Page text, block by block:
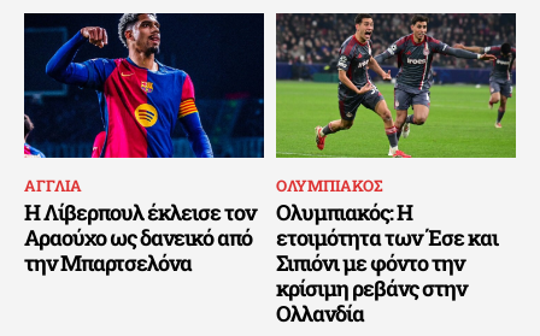
ΑΓΓΛΙΑ
Η Λίβερπουλ έκλεισε τον
Αραούχο ως δανεικό από
την Μπαρτσελόνα
ΟΛΥΜΠΙΑΚΟΣ
Ολυμπιακός: Η
ετοιμότητα των Έσε και
Σιπιόνι με φόντο την
κρίσιμη ρεβάνς στην
Ολλανδία